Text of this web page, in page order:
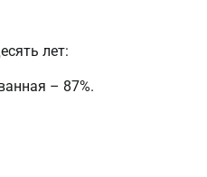
лет:
– 87%.